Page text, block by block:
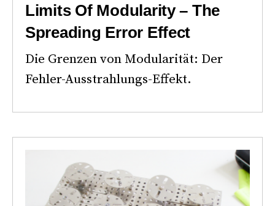
Limits Of Modularity – The
Spreading Error Effect
Die Grenzen von Modularität: Der
Fehler-Ausstrahlungs-Effekt.